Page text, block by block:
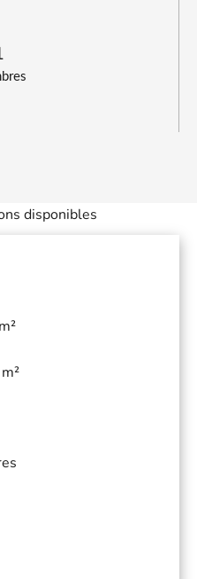
disponibles